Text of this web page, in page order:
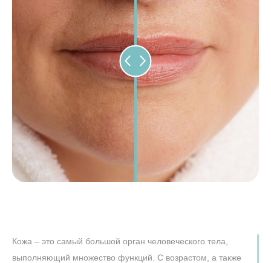
Кожа – это самый большой орган человеческого тела,
выполняющий множество функций. С возрастом, а также